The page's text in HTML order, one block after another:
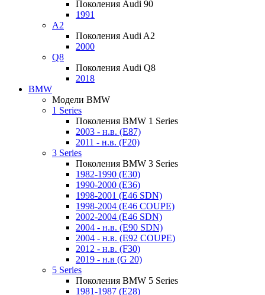
Поколения Audi 90
1991
A2
Поколения Audi A2
2000
Q8
Поколения Audi Q8
2018
BMW
Модели BMW
1 Series
Поколения BMW 1 Series
2003 - н.в. (E87)
2011 - н.в. (F20)
3 Series
Поколения BMW 3 Series
1982-1990 (E30)
1990-2000 (E36)
1998-2001 (E46 SDN)
1998-2004 (E46 COUPE)
2002-2004 (E46 SDN)
2004 - н.в. (E90 SDN)
2004 - н.в. (E92 COUPE)
2012 - н.в. (F30)
2019 - н.в (G 20)
5 Series
Поколения BMW 5 Series
1981-1987 (E28)